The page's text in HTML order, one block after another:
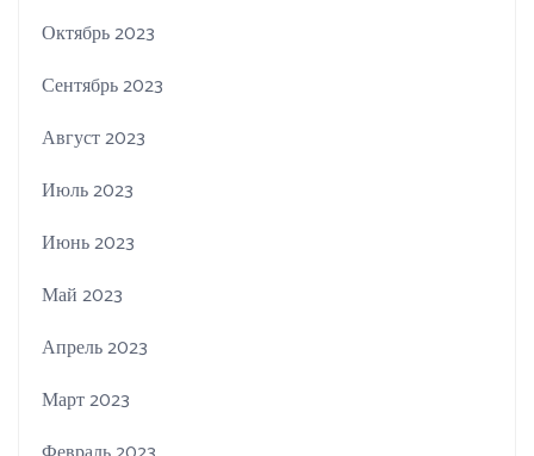
Октябрь 2023
Сентябрь 2023
Август 2023
Июль 2023
Июнь 2023
Май 2023
Апрель 2023
Март 2023